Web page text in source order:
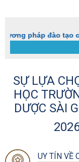
pháp đào tạo các
SỰ LỰA
HỌC
DƯỢC SÀI
UY TÍN VỀ